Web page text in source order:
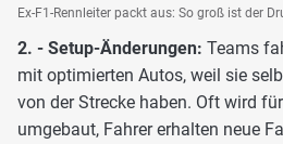
Ex-F1-Rennleiter packt aus: So groß ist der
2. - Setup-Änderungen: Teams
mit optimierten Autos, weil sie
von der Strecke haben. Oft wird
umgebaut, Fahrer erhalten neue